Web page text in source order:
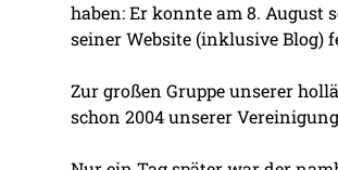
haben: Er konnte am 8. August
seiner Website (inklusive Blog)
Zur großen Gruppe unserer
schon 2004 unserer